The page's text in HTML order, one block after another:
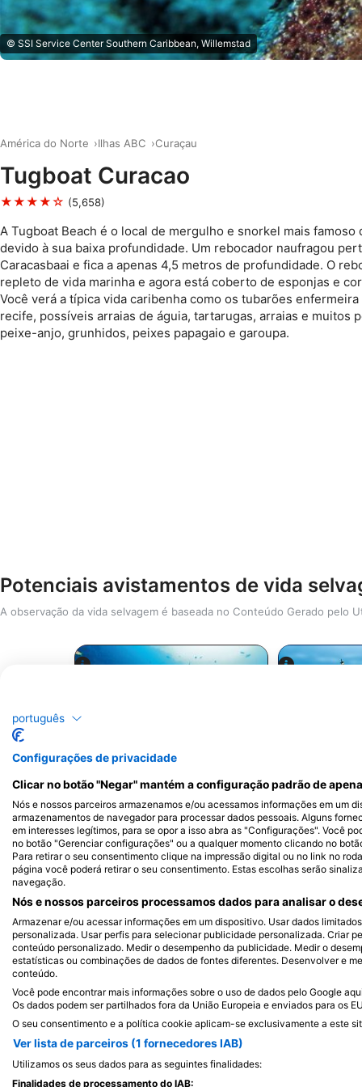
© SSI Service Center Southern Caribbean, Willemstad
América do Norte Ilhas ABC Curaçau
Tugboat Curacao
★★★★☆ (5,658)
A Tugboat Beach é o local de mergulho e snorkel mais famoso
devido à sua baixa profundidade. Um rebocador naufragou
Caracasbaai e fica a apenas 4,5 metros de profundidade. O
repleto de vida marinha e agora está coberto de esponjas e
Você verá a típica vida caribenha como os tubarões
recife, possíveis arraias de águia, tartarugas, arraias e muitos
peixe-anjo, grunhidos, peixes papagaio e garoupa.
Potenciais avistamentos de vida
A observação da vida selvagem é baseada no Conteúdo Gerado pelo
Moreia
753 Avistamentos
J F M A M J J A S O N D
255
J F M A M
Centros de mergulho que servem
português
Configurações de privacidade
Clicar no botão "Negar" mantém a configuração padrão de
Nós e nossos parceiros armazenamos e/ou acessamos informações em um
armazenamentos de navegador para processar dados pessoais. Alguns
em interesses legítimos, para se opor a isso abra as "Configurações". Você
no botão "Gerenciar configurações" ou a qualquer momento clicando no
Para retirar o seu consentimento clique na impressão digital ou no link no
página você poderá retirar o seu consentimento. Estas escolhas serão
navegação.
Nós e nossos parceiros processamos dados para analisar o
Armazenar e/ou acessar informações em um dispositivo. Usar dados
personalizada. Usar perfis para selecionar publicidade personalizada. Criar
conteúdo personalizado. Medir o desempenho da publicidade. Medir o
estatísticas ou combinações de dados de fontes diferentes. Desenvolver e
conteúdo.
Você pode encontrar mais informações sobre o uso de dados pelo Google
Os dados podem ser partilhados fora da União Europeia e enviados para os
O seu consentimento e a política cookie aplicam-se exclusivamente a este
Ver lista de parceiros (1 fornecedores IAB)
Utilizamos os seus dados para as seguintes finalidades:
Finalidades de processamento do IAB: